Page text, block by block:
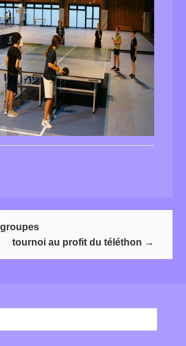
tournoi au profit du téléthon →